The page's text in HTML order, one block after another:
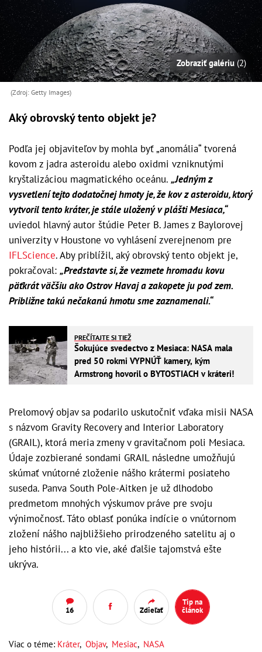
Zobraziť galériu (2)
(Zdroj: Getty Images)
Aký obrovský tento objekt je?
Podľa jej objaviteľov by mohla byť „anomália“ tvorená
kovom z jadra asteroidu alebo oxidmi vzniknutými
kryštalizáciou magmatického oceánu. „Jedným z
vysvetlení tejto dodatočnej hmoty je, že kov z asteroidu, ktorý
vytvoril tento kráter, je stále uložený v plášti Mesiaca,“
uviedol hlavný autor štúdie Peter B. James z Baylorovej
univerzity v Houstone vo vyhlásení zverejnenom pre
IFLScience. Aby priblížil, aký obrovský tento objekt je,
pokračoval: „Predstavte si, že vezmete hromadu kovu
päťkrát väčšiu ako Ostrov Havaj a zakopete ju pod zem.
Približne takú nečakanú hmotu sme zaznamenali.“
PREČÍTAJTE SI TIEŽ
Šokujúce svedectvo z Mesiaca: NASA mala
pred 50 rokmi VYPNÚŤ kamery, kým
Armstrong hovoril o BYTOSTIACH v kráteri!
Prelomový objav sa podarilo uskutočniť vďaka misii NASA
s názvom Gravity Recovery and Interior Laboratory
(GRAIL), ktorá meria zmeny v gravitačnom poli Mesiaca.
Údaje zozbierané sondami GRAIL následne umožňujú
skúmať vnútorné zloženie nášho krátermi posiateho
suseda. Panva South Pole-Aitken je už dlhodobo
predmetom mnohých výskumov práve pre svoju
výnimočnosť. Táto oblasť ponúka indície o vnútornom
zložení nášho najbližšieho prirodzeného satelitu aj o
jeho histórii... a kto vie, aké ďalšie tajomstvá ešte
ukrýva.
16 Zdieľať
Tip na
článok
Viac o téme: Kráter, Objav, Mesiac, NASA